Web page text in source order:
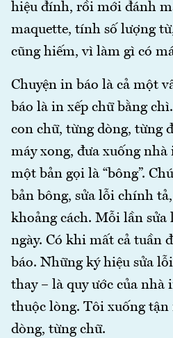
hiệu đính, rồi mới đánh
maquette, tính số lượng
cũng hiếm, vì làm gì có
Chuyện in báo là cả một
báo là in xếp chữ bằng
con chữ, từng dòng, từng
máy xong, đưa xuống
một bản gọi là “bông”.
bản bông, sửa lỗi chính
khoảng cách. Mỗi lần sửa
ngày. Có khi mất cả tuần
báo. Những ký hiệu sửa
thay – là quy ước của nhà
thuộc lòng. Tôi xuống tận
dòng, từng chữ.